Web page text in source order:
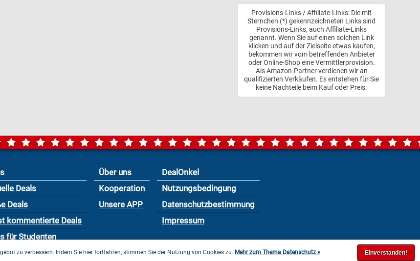
Provisions-Links / Affiliate-Links: Die mit
Sternchen (*) gekennzeichneten Links sind
Provisions-Links, auch Affiliate-Links
genannt. Wenn Sie auf einen solchen Link
klicken und auf der Zielseite etwas kaufen,
bekommen wir vom betreffenden Anbieter
oder Online-Shop eine Vermittlerprovision.
Als Amazon-Partner verdienen wir an
qualifizierten Verkäufen. Es entstehen für Sie
keine Nachteile beim Kauf oder Preis.
Deals
Deals
kommentierte Deals
für Studenten
Über uns
Kooperation
Unsere APP
DealOnkel
Nutzungsbedingung
Datenschutzbestimmung
Impressum
zu verbessern. Indem Sie hier fortfahren, stimmen Sie der Nutzung von Cookies zu. Mehr zum Thema Datenschutz »